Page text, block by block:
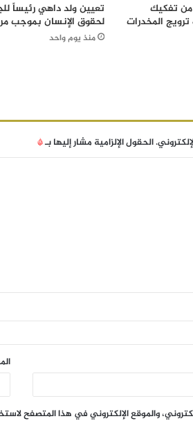
من تفكيك
المخدرات
تعيين ولد داهي رئيساً
لحقوق الإنسان بموجب
منذ يوم واحد
الحقول الإلزامية مشار إليها بـ*
والموقع الإلكتروني في هذا المتصفح